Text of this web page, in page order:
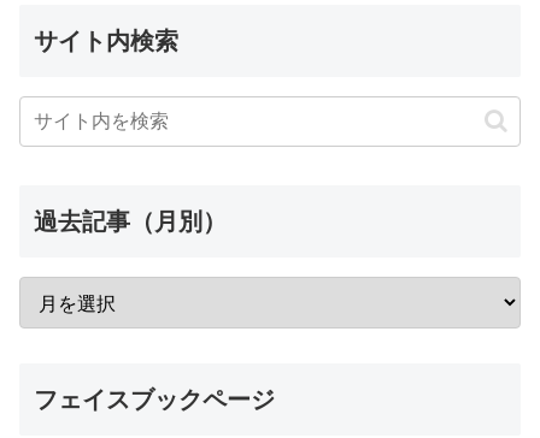
サイト内検索
過去記事（月別）
フェイスブックページ